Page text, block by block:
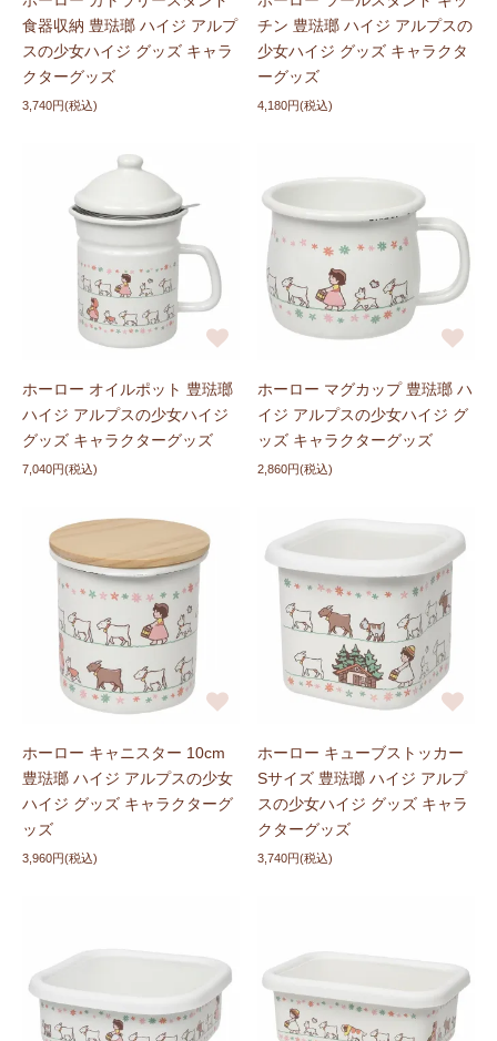
食器収納 豊琺瑯 ハイジ アルプ
スの少女ハイジ グッズ キャラ
クターグッズ
3,740円(税込)
チン 豊琺瑯 ハイジ アルプスの
少女ハイジ グッズ キャラクタ
ーグッズ
4,180円(税込)
ホーロー オイルポット 豊琺瑯
ハイジ アルプスの少女ハイジ
グッズ キャラクターグッズ
7,040円(税込)
ホーロー マグカップ 豊琺瑯 ハ
イジ アルプスの少女ハイジ グ
ッズ キャラクターグッズ
2,860円(税込)
ホーロー キャニスター 10cm
豊琺瑯 ハイジ アルプスの少女
ハイジ グッズ キャラクターグ
ッズ
3,960円(税込)
ホーロー キューブストッカー
Sサイズ 豊琺瑯 ハイジ アルプ
スの少女ハイジ グッズ キャラ
クターグッズ
3,740円(税込)